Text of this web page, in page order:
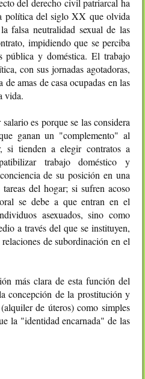
política del siglo XX que olvida
falsa neutralidad sexual de las
impidiendo que se perciba
pública y doméstica. El trabajo
con sus jornadas agotadoras,
amas de casa ocupadas en las
vida.
es porque se las considera
ganan un "complemento" al
si tienden a elegir contratos a
trabajo doméstico y
de su posición en una
del hogar; si sufren acoso
se debe a que entran en el
asexuados, sino como
a través del que se instituyen,
de subordinación en el
más clara de esta función del
concepción de la prostitución y
de úteros) como simples
la "identidad encarnada" de las